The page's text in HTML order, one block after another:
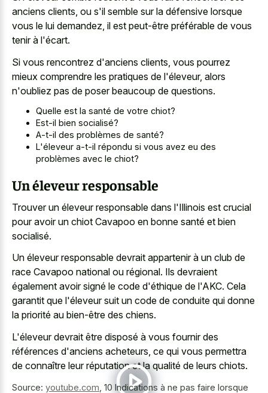
anciens clients, ou s'il semble sur la défensive lorsque
vous le lui demandez, il est peut-être préférable de vous
tenir à l'écart.
Si vous rencontrez d'anciens clients, vous pourrez
mieux comprendre les pratiques de l'éleveur, alors
n'oubliez pas de poser beaucoup de questions.
Quelle est la santé de votre chiot?
Est-il bien socialisé?
A-t-il des problèmes de santé?
L'éleveur a-t-il répondu si vous avez eu des
problèmes avec le chiot?
Un éleveur responsable
Trouver un éleveur responsable dans l'Illinois est crucial
pour avoir un chiot Cavapoo en bonne santé et bien
socialisé.
Un éleveur responsable devrait appartenir à un club de
race Cavapoo national ou régional. Ils devraient
également avoir signé le code d'éthique de l'AKC. Cela
garantit que l'éleveur suit un code de conduite qui donne
la priorité au bien-être des chiens.
L'éleveur devrait être disposé à vous fournir des
références d'anciens acheteurs, ce qui vous permettra
de connaître leur réputation et la qualité de leurs chiots.
Source: youtube.com 10 Indications à ne pas faire lorsque